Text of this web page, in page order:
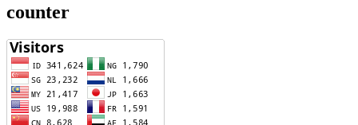
counter